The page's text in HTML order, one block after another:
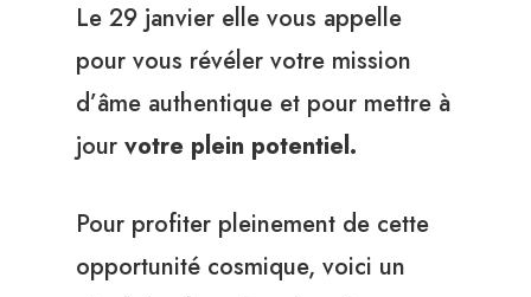
Le 29 janvier elle vous appelle
pour vous révéler votre mission
d’âme authentique et pour mettre à
jour votre plein potentiel.
Pour profiter pleinement de cette
opportunité cosmique, voici un